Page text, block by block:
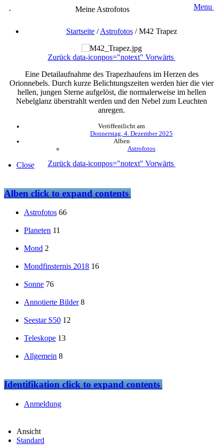
Meine Astrofotos Menu
Startseite/Astrofotos/M42 Trapez
Zurück data-iconpos="notext" Vorwärts
Eine Detailaufnahme des Trapezhaufens im Herzen des
Orionnebels. Durch kurze Belichtungszeiten werden hier die vier
hellen, jungen Sterne aufgelöst, die normalerweise im hellen
Nebelglanz überstrahlt werden und den Nebel zum Leuchten
anregen.
Veröffentlicht am
Donnerstag, 4. Dezember 2025
Alben
Astrofotos
Zurück data-iconpos="notext" Vorwärts
Close
Albenclick to expand contents
Astrofotos 66
Planeten 11
Mond 2
Mondfinsternis 2018 16
Sonne 76
Annotierte Bilder 8
Seestar S50 12
Teleskope 13
Allgemein 8
Identifikationclick to expand contents
Anmeldung
Ansicht
Standard